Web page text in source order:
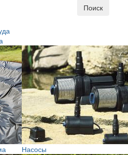
Поиск
Насосы